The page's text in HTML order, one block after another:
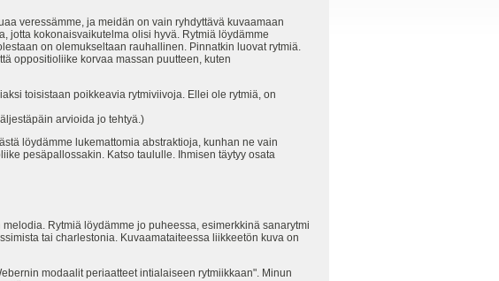
veressämme, ja meidän on vain ryhdyttävä kuvaamaan
jotta kokonaisvaikutelma olisi hyvä. Rytmiä löydämme
on olemukseltaan rauhallinen. Pinnatkin luovat rytmiä.
oppositioliike korvaa massan puutteen, kuten
toisistaan poikkeavia rytmiviivoja. Ellei ole rytmiä, on
arvioida jo tehtyä.)
löydämme lukemattomia abstraktioja, kunhan ne vain
pesäpallossakin. Katso taululle. Ihmisen täytyy osata
Rytmiä löydämme jo puheessa, esimerkkinä sanarytmi
tai charlestonia. Kuvaamataiteessa liikkeetön kuva on
modaalit periaatteet intialaiseen rytmiikkaan". Minun